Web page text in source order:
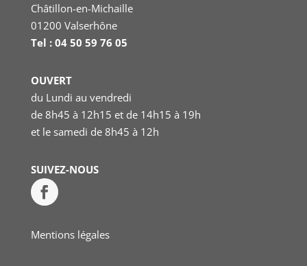
Châtillon-en-Michaille
01200 Valserhône
Tel : 04 50 59 76 05
OUVERT
du Lundi au vendredi
de 8h45 à 12h15 et de 14h15 à 19h
et le samedi de 8h45 à 12h
SUIVEZ-NOUS
Mentions légales